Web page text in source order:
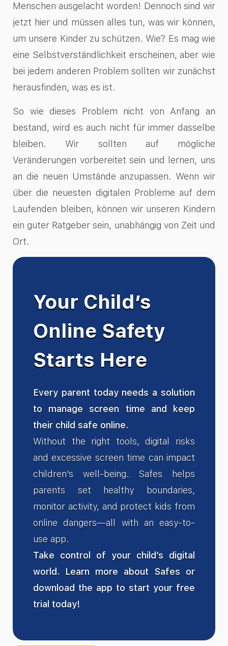
Menschen ausgelacht worden! Dennoch sind wir
jetzt hier und müssen alles tun, was wir können,
um unsere Kinder zu schützen. Wie? Es mag wie
eine Selbstverständlichkeit erscheinen, aber wie
bei jedem anderen Problem sollten wir zunächst
herausfinden, was es ist.
So wie dieses Problem nicht von Anfang an
bestand, wird es auch nicht für immer dasselbe
bleiben. Wir sollten auf mögliche
Veränderungen vorbereitet sein und lernen, uns
an die neuen Umstände anzupassen. Wenn wir
über die neuesten digitalen Probleme auf dem
Laufenden bleiben, können wir unseren Kindern
ein guter Ratgeber sein, unabhängig von Zeit und
Ort.
Your Child’s
Online Safety
Starts Here
Every parent today needs a solution
to manage screen time and keep
their child safe online.
Without the right tools, digital risks
and excessive screen time can impact
children's well-being. Safes helps
parents set healthy boundaries,
monitor activity, and protect kids from
online dangers—all with an easy-to-
use app.
Take control of your child’s digital
world. Learn more about Safes or
download the app to start your free
trial today!